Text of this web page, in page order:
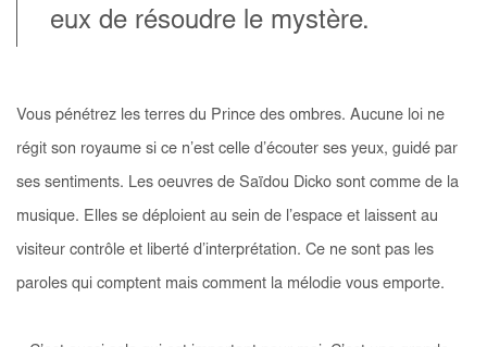
eux de résoudre le mystère.
Vous pénétrez les terres du Prince des ombres. Aucune loi ne
régit son royaume si ce n’est celle d’écouter ses yeux, guidé par
ses sentiments. Les oeuvres de Saïdou Dicko sont comme de la
musique. Elles se déploient au sein de l’espace et laissent au
visiteur contrôle et liberté d’interprétation. Ce ne sont pas les
paroles qui comptent mais comment la mélodie vous emporte.